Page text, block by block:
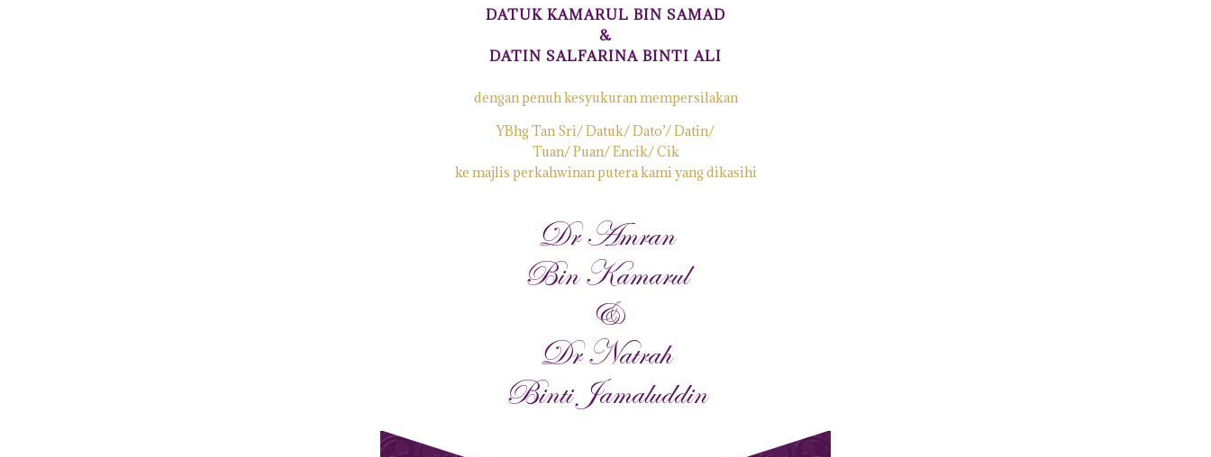
DATUK KAMARUL BIN SAMAD
&
DATIN SALFARINA BINTI ALI
dengan penuh kesyukuran mempersilakan
YBhg Tan Sri/ Datuk/ Dato’/ Datin/
Tuan/ Puan/ Encik/ Cik
ke majlis perkahwinan putera kami yang dikasihi
Dr Amran
Bin Kamarul
&
Dr Natrah
Binti Jamaluddin